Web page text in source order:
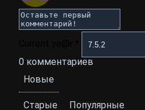
0 комментариев
Новые
Старые Популярные